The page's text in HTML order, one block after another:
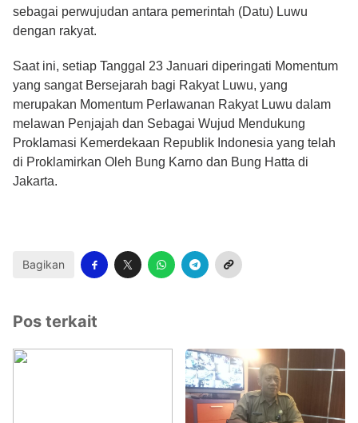
sebagai perwujudan antara pemerintah (Datu) Luwu
dengan rakyat.
Saat ini, setiap Tanggal 23 Januari diperingati Momentum
yang sangat Bersejarah bagi Rakyat Luwu, yang
merupakan Momentum Perlawanan Rakyat Luwu dalam
melawan Penjajah dan Sebagai Wujud Mendukung
Proklamasi Kemerdekaan Republik Indonesia yang telah
di Proklamirkan Oleh Bung Karno dan Bung Hatta di
Jakarta.
Bagikan
Pos terkait